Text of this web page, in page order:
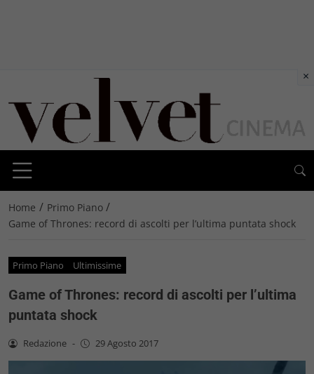
Home / Primo Piano /
Game of Thrones: record di ascolti per l’ultima puntata shock
Primo Piano Ultimissime
Game of Thrones: record di ascolti per l’ultima
puntata shock
Redazione - 29 Agosto 2017
×